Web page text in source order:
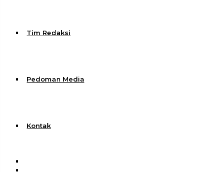
Tim Redaksi
Pedoman Media
Kontak